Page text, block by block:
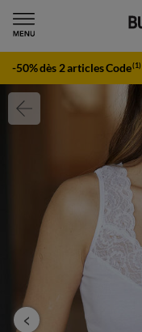
-50% dès 2 articles Code(1)